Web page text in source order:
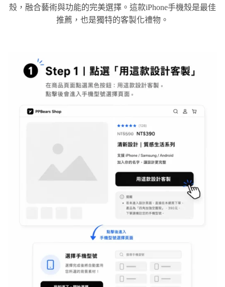
殼，融合藝術與功能的完美選擇。這款iPhone手機殼是最佳
推薦，也是獨特的客製化禮物。